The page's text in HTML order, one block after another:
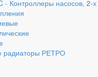
- Контроллеры насосов, 2-
радиаторы РЕТРО